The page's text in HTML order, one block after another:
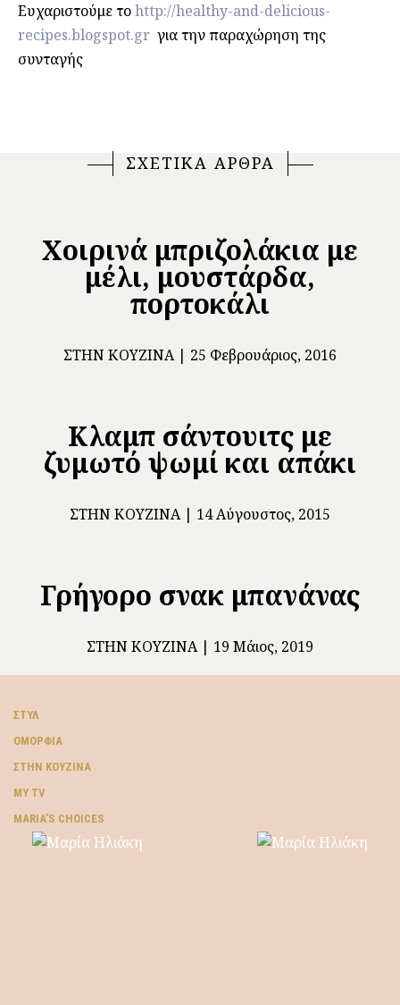
Ευχαριστούμε τοhttp://healthy-and-delicious-
recipes.blogspot.gr για την παραχώρηση της
συνταγής
ΣΧΕΤΙΚΑ ΑΡΘΡΑ
Χοιρινά μπριζολάκια με
μέλι, μουστάρδα,
πορτοκάλι
ΣΤΗΝ ΚΟΥΖΊΝΑ 25 Φεβρουάριος, 2016
Κλαμπ σάντουιτς με
ζυμωτό ψωμί και απάκι
ΣΤΗΝ ΚΟΥΖΊΝΑ 14 Αύγουστος, 2015
Γρήγορο σνακ μπανάνας
ΣΤΗΝ ΚΟΥΖΊΝΑ 19 Μάιος, 2019
ΣΤΥΛ
ΟΜΟΡΦΙΆ
ΣΤΗΝ ΚΟΥΖΊΝΑ
MY TV
ΜARIA’S CHOICES